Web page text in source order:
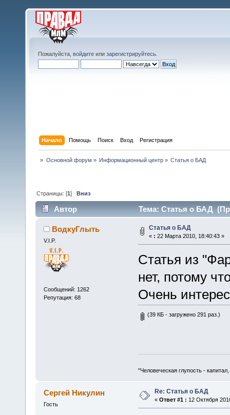
Пожалуйста, войдите или зарегистрируйтесь
Начало Помощь Поиск Вход Регистрация
» Основной форум » Информационный центр» Статья о БАД
Страницы: [1]Вниз
Автор Тема: Статья о БАД
ВодкуГлыть
V.I.P.
Сообщений: 1262
Репутация: 68
Статья о БАД
« : 22 Марта 2010, 18:40:43 »
Статья из
нет, потому
Очень
(39 КБ - загружено 291 раз.)
"Человеческая глупость -
Сергей Никулин
Гость
Re: Статья о БАД
« Ответ #1 : 12 Октября